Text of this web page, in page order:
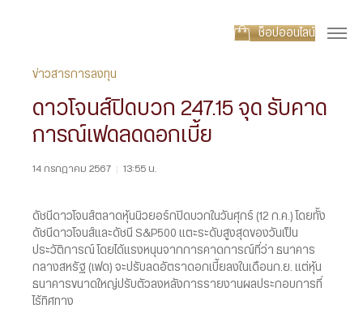
ช็อปออนไลน์
ข่าวสารการลงทุน
ดาวโจนส์ปิดบวก 247.15 จุด รับคาด
การณ์เฟดลดดอกเบี้ย
14 กรกฎาคม 2567 | 13:55 น.
ดัชนีดาวโจนส์ตลาดหุ้นนิวยอร์กปิดบวกในวันศุกร์ (12 ก.ค.) โดยทั้ง
ดัชนีดาวโจนส์และดัชนี S&P500 แตะระดับสูงสุดของวันเป็น
ประวัติการณ์ โดยได้แรงหนุนจากการคาดการณ์ที่ว่า ธนาคาร
กลางสหรัฐ (เฟด) จะปรับลดอัตราดอกเบี้ยลงในเดือนก.ย. แต่หุ้น
ธนาคารขนาดใหญ่ปรับตัวลงหลังการรายงานผลประกอบการที่
ไร้ทิศทาง